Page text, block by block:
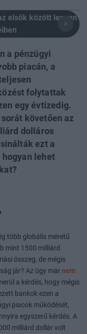
elsők között legyen
a pénzügyi
piacán, a
folytattak
egy évtizedig.
követően az
dolláros
ezt a
lehet
több globális méretű
mint 1500 milliárd
összeg, de mégis
jár? Az ügy már nem
a kérdés, hogy mégis
bankok ezen a
piacok működését,
egyszerű kérdés. A
milliárd dollár volt